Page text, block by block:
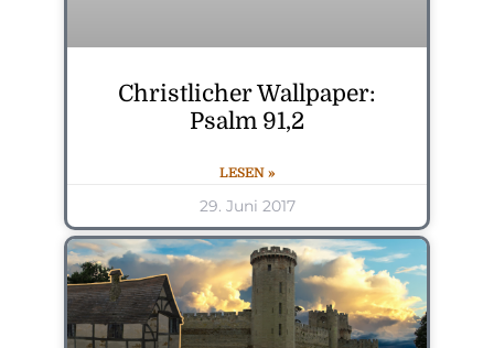
Christlicher Wallpaper:
Psalm 91,2
LESEN »
29. Juni 2017